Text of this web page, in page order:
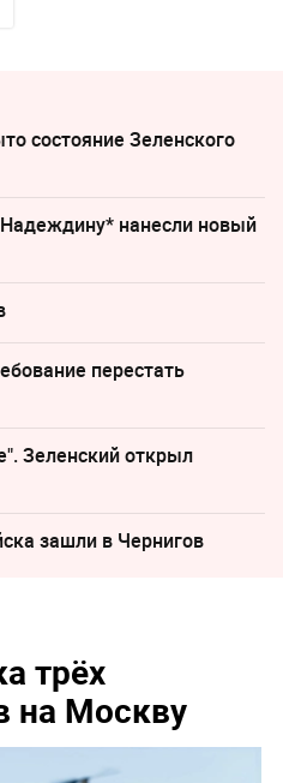
состояние Зеленского
нанесли новый
перестать
Зеленский открыл
зашли в Чернигов
трёх
на Москву